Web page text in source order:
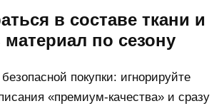
в составе ткани и
по сезону
покупки: игнорируйте
«премиум-качества» и сразу